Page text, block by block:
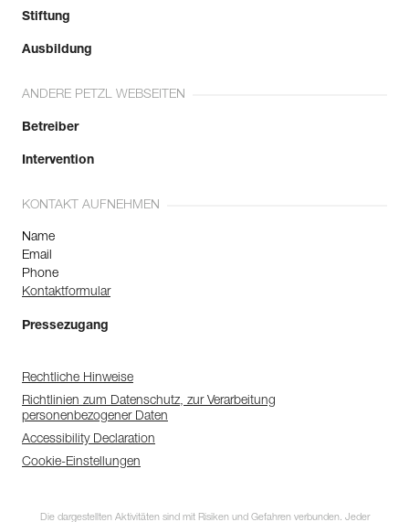
Stiftung
Ausbildung
ANDERE PETZL WEBSEITEN
Betreiber
Intervention
KONTAKT AUFNEHMEN
Name
Email
Phone
Kontaktformular
Pressezugang
Rechtliche Hinweise
Richtlinien zum Datenschutz, zur Verarbeitung
personenbezogener Daten
Accessibility Declaration
Cookie-Einstellungen
Die dargestellten Aktivitäten sind mit Risiken und Gefahren verbunden. Jeder